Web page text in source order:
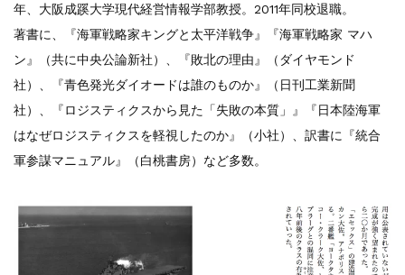
年、大阪成蹊大学現代経営情報学部教授。2011年同校退職。
著書に、『海軍戦略家キングと太平洋戦争』『海軍戦略家 マハ
ン』（共に中央公論新社）、『敗北の理由』（ダイヤモンド
社）、『青色発光ダイオードは誰のものか』（日刊工業新聞
社）、『ロジスティクスから見た「失敗の本質」』『日本陸海軍
はなぜロジスティクスを軽視したのか』（小社）、訳書に『統合
軍参謀マニュアル』（白桃書房）など多数。